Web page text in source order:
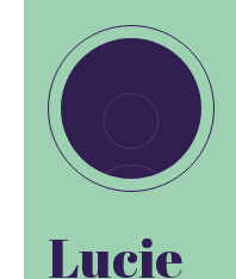
Lucie